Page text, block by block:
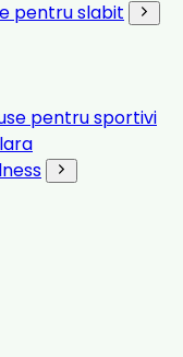
pentru slabit
pentru sportivi